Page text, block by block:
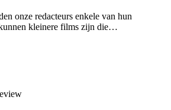
onze redacteurs enkele van hun
kleinere films zijn die…